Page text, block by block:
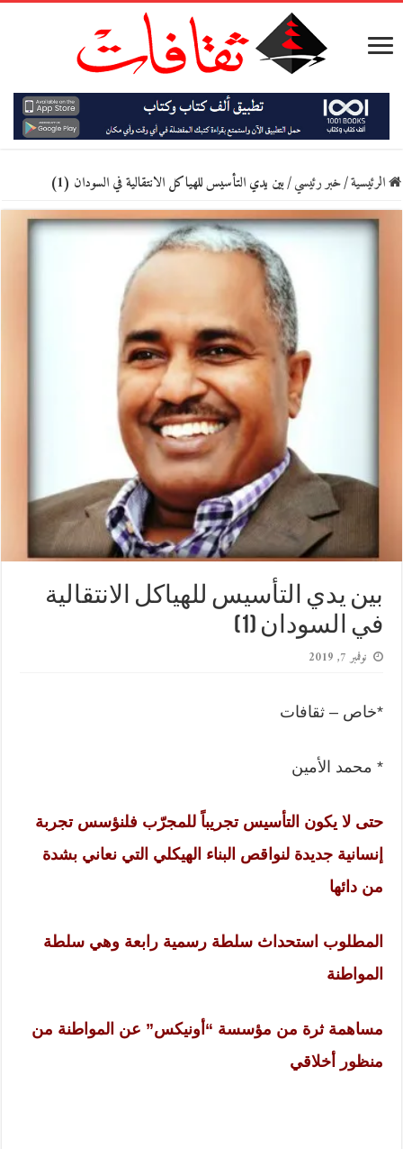
الرئيسية/خبر رئيسي/بين يدي التأسيس للهياكل الانتقالية في السودان (1)
بين يدي التأسيس للهياكل الانتقالية
في السودان (1)
نوفمبر 7, 2019
*خاص – ثقافات
* محمد الأمين
حتى لا يكون التأسيس تجريباً للمجرّب فلنؤسس تجربة
إنسانية جديدة لنواقص البناء الهيكلي التي نعاني بشدة
من دائها
المطلوب استحداث سلطة رسمية رابعة وهي سلطة
المواطنة
مساهمة ثرة من مؤسسة “أونيكس” عن المواطنة من
منظور أخلاقي